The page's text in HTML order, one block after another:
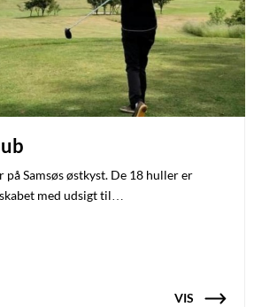
på Samsøs østkyst. De 18 huller er
med udsigt til…
VIS